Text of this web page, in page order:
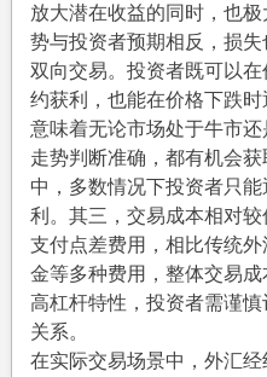
放大潜在收益的同时，也
势与投资者预期相反，损
双向交易。投资者既可以
约获利，也能在价格下跌
意味着无论市场处于牛市
走势判断准确，都有机会
中，多数情况下投资者只
利。其三，交易成本相对
支付点差费用，相比传统
金等多种费用，整体交易
高杠杆特性，投资者需谨
关系。
在实际交易场景中，外汇